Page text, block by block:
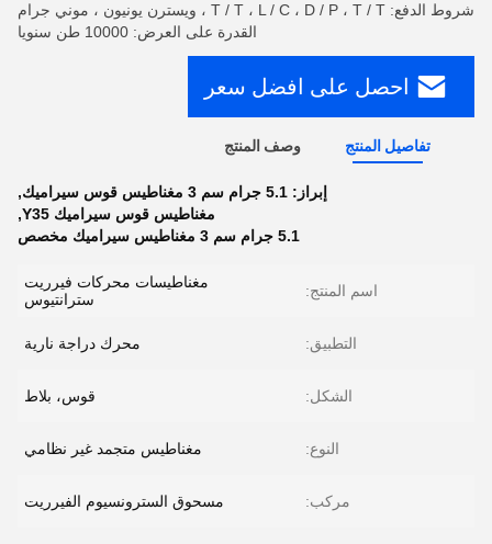
شروط الدفع: T / T ، L / C ، D / P ، T / T ، ويسترن يونيون ، موني جرام
القدرة على العرض: 10000 طن سنويا
احصل على افضل سعر
تفاصيل المنتج وصف المنتج
إبراز: 5.1 جرام سم 3 مغناطيس قوس سيراميك
,
مغناطيس قوس سيراميك Y35
,
5.1 جرام سم 3 مغناطيس سيراميك مخصص
اسم المنتج:
مغناطيسات محركات فيرريت
سترانتيوس
التطبيق: محرك دراجة نارية
الشكل: قوس، بلاط
النوع: مغناطيس متجمد غير نظامي
مركب: مسحوق السترونسيوم الفيرريت